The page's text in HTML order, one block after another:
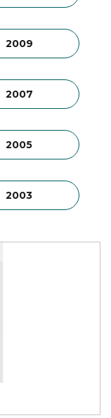
2009
2007
2005
2003